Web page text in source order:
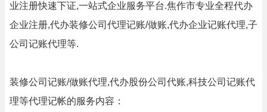
业注册快速下证,一站式企业服务平台.焦作市专业全程代办
企业注册,代办装修公司代理记账/做账,代办企业记账代理,子
公司记账代理等.
装修公司记账/做账代理,代办股份公司代账,科技公司记账代
理等代理记帐的服务内容：